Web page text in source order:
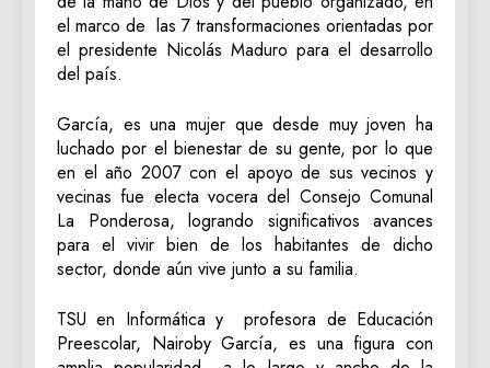
el marco de las 7 transformaciones orientadas por
el presidente Nicolás Maduro para el desarrollo
del país.
García, es una mujer que desde muy joven ha
luchado por el bienestar de su gente, por lo que
en el año 2007 con el apoyo de sus vecinos y
vecinas fue electa vocera del Consejo Comunal
La Ponderosa, logrando significativos avances
para el vivir bien de los habitantes de dicho
sector, donde aún vive junto a su familia.
TSU en Informática y profesora de Educación
Preescolar, Nairoby García, es una figura con